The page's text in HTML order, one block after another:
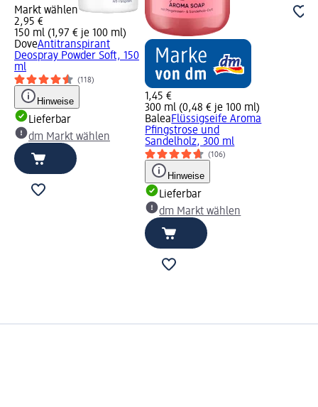
Markt wählen
2,95 €
150 ml (1,97 € je 100 ml)
DoveAntitranspirant
Deospray Powder Soft, 150
ml
(118)
Hinweise
Lieferbar
dm Markt wählen
1,45 €
300 ml (0,48 € je 100 ml)
BaleaFlüssigseife Aroma
Pfingstrose und
Sandelholz, 300 ml
(106)
Hinweise
Lieferbar
dm Markt wählen